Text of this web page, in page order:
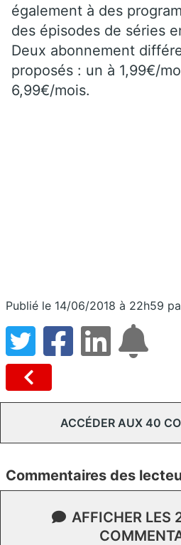
également à des
des épisodes de séries
Deux abonnement
proposés : un à 1,99€/
6,99€/mois.
Publié le 14/06/2018 à 22h59
ACCÉDER AUX 40
Commentaires des
AFFICHER LES